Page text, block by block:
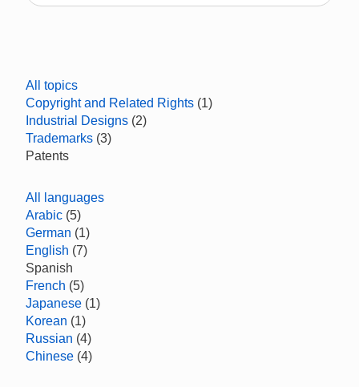
All topics
Copyright and Related Rights (1)
Industrial Designs (2)
Trademarks (3)
Patents
All languages
Arabic (5)
German (1)
English (7)
Spanish
French (5)
Japanese (1)
Korean (1)
Russian (4)
Chinese (4)